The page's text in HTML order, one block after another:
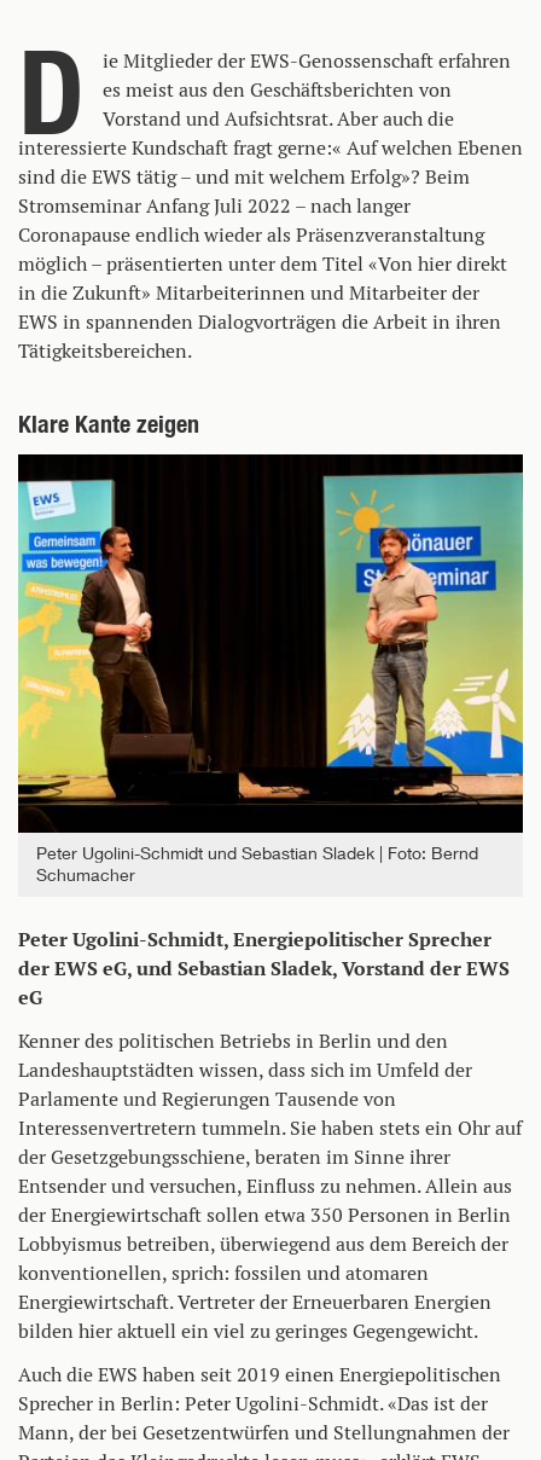
D
ie Mitglieder der EWS-Genossenschaft erfahren
es meist aus den Geschäftsberichten von
Vorstand und Aufsichtsrat. Aber auch die
interessierte Kundschaft fragt gerne:« Auf welchen Ebenen
sind die EWS tätig – und mit welchem Erfolg»? Beim
Stromseminar Anfang Juli 2022 – nach langer
Coronapause endlich wieder als Präsenzveranstaltung
möglich – präsentierten unter dem Titel «Von hier direkt
in die Zukunft» Mitarbeiterinnen und Mitarbeiter der
EWS in spannenden Dialogvorträgen die Arbeit in ihren
Tätigkeitsbereichen.
Klare Kante zeigen
Peter Ugolini-Schmidt und Sebastian Sladek
Foto: Bernd
Schumacher
Peter Ugolini-Schmidt, Energiepolitischer Sprecher
der EWS eG, und Sebastian Sladek, Vorstand der EWS
eG
Kenner des politischen Betriebs in Berlin und den
Landeshauptstädten wissen, dass sich im Umfeld der
Parlamente und Regierungen Tausende von
Interessenvertretern tummeln. Sie haben stets ein Ohr auf
der Gesetzgebungsschiene, beraten im Sinne ihrer
Entsender und versuchen, Einfluss zu nehmen. Allein aus
der Energiewirtschaft sollen etwa 350 Personen in Berlin
Lobbyismus betreiben, überwiegend aus dem Bereich der
konventionellen, sprich: fossilen und atomaren
Energiewirtschaft. Vertreter der Erneuerbaren Energien
bilden hier aktuell ein viel zu geringes Gegengewicht.
Auch die EWS haben seit 2019 einen Energiepolitischen
Sprecher in Berlin: Peter Ugolini-Schmidt. «Das ist der
Mann, der bei Gesetzentwürfen und Stellungnahmen der